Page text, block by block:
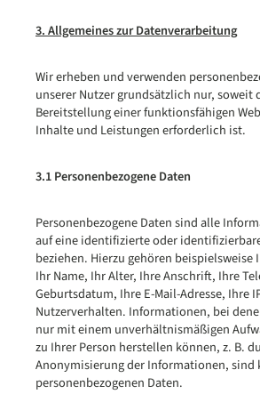
3. Allgemeines zur Datenverarbeitung
Wir erheben und verwenden
unserer Nutzer grundsätzlich nur, soweit
Bereitstellung einer funktionsfähigen
Inhalte und Leistungen erforderlich ist.
3.1 Personenbezogene Daten
Personenbezogene Daten sind alle
auf eine identifizierte oder
beziehen. Hierzu gehören
Ihr Name, Ihr Alter, Ihre Anschrift, Ihre
Geburtsdatum, Ihre E-Mail-Adresse, Ihre
Nutzerverhalten. Informationen, bei
nur mit einem unverhältnismäßigen
zu Ihrer Person herstellen können, z. B.
Anonymisierung der Informationen, sind
personenbezogenen Daten.